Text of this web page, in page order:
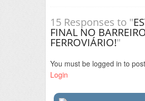
15 Responses to "
FINAL NO
FERROVIÁRIO!"
You must be logged in to
Login